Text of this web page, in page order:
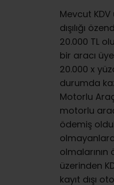
Mevcut KDV
dışılığı
20.000 TL
bir aracı
20.000 x
durumda
Motorlu
motorlu
ödemiş
üzerinden
kayıt dışı